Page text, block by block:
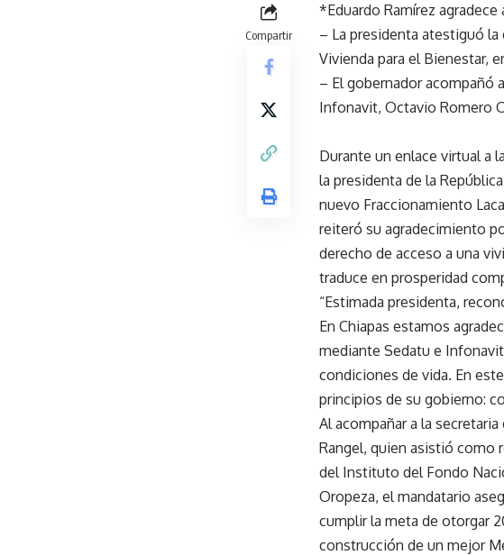
Compartir
*Eduardo Ramírez
– La presidenta atestiguó
Vivienda para el Bienestar,
– El gobernador acompañó
Infonavit, Octavio Romero
Durante un enlace virtual a
la presidenta de la
nuevo Fraccionamiento
reiteró su agradecimiento
derecho de acceso a una
traduce en prosperidad
“Estimada presidenta,
En Chiapas estamos
mediante Sedatu e
condiciones de vida. En
principios de su gobierno:
Al acompañar a la
Rangel, quien asistió como
del Instituto del Fondo
Oropeza, el mandatario
cumplir la meta de otorgar
construcción de un mejor